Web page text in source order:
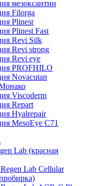
мезоксантин
Filorga
Plinest
Plinest Fast
Revi Silk
Revi strong
Revi eye
PROFHILO
Novacutan
Viscoderm
Repart
Hyalrepair
MesoEye C71
Lab (красная
Lab Cellular